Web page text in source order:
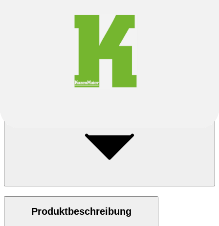
Produktbeschreibung